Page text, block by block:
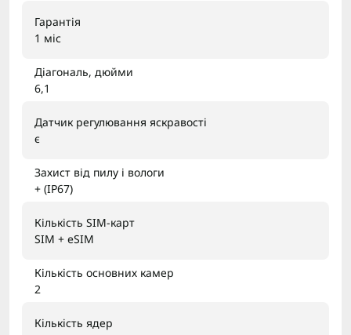
Гарантія
1 міс
Діагональ, дюйми
6,1
Датчик регулювання яскравості
є
Захист від пилу і вологи
+ (IP67)
Кількість SIM-карт
SIM + eSIM
Кількість основних камер
2
Кількість ядер